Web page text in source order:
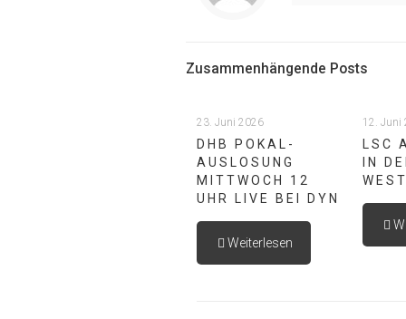
Zusammenhängende Posts
23. Juni 2026
DHB POKAL-
AUSLOSUNG
MITTWOCH 12
UHR LIVE BEI DYN
Weiterlesen
12. Juni
LSC
IN